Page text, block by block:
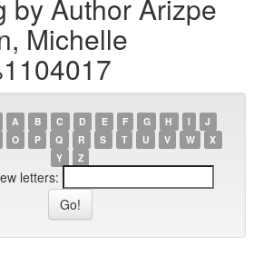
by Author Arizpe
Michelle
A B C D E F G H I
J
O P Q R S T U V W
X
Y
Z
letters: